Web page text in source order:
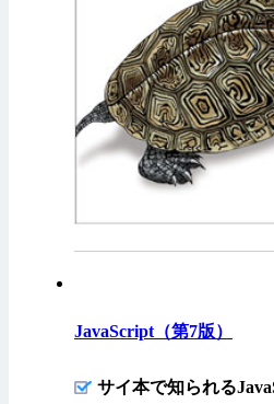
JavaScript（第7版）
サイ本で知られる